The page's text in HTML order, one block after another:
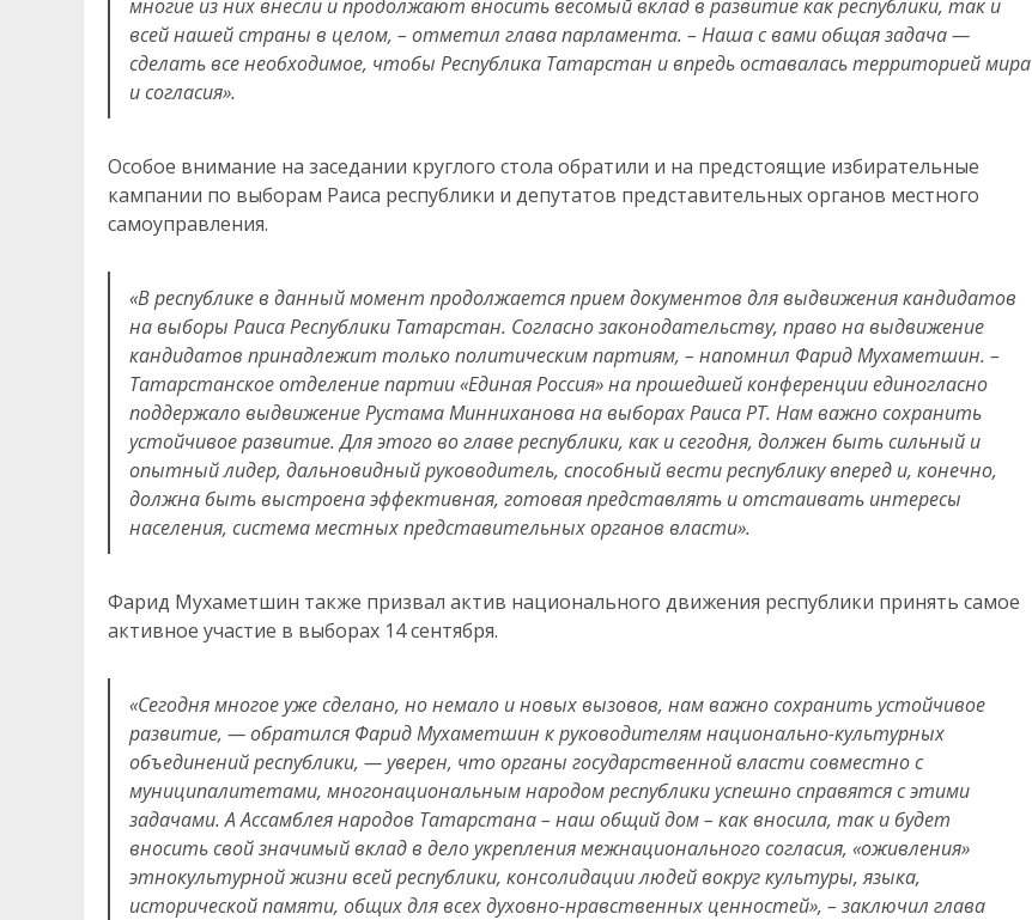
многие из них внесли и продолжают вносить весомый вклад в развитие как республики, так и
всей нашей страны в целом, – отметил глава парламента. – Наша с вами общая задача —
сделать все необходимое, чтобы Республика Татарстан и впредь оставалась территорией мира
и согласия».
Особое внимание на заседании круглого стола обратили и на предстоящие избирательные
кампании по выборам Раиса республики и депутатов представительных органов местного
самоуправления.
«В республике в данный момент продолжается прием документов для выдвижения кандидатов
на выборы Раиса Республики Татарстан. Согласно законодательству, право на выдвижение
кандидатов принадлежит только политическим партиям, – напомнил Фарид Мухаметшин. –
Татарстанское отделение партии «Единая Россия» на прошедшей конференции единогласно
поддержало выдвижение Рустама Минниханова на выборах Раиса РТ. Нам важно сохранить
устойчивое развитие. Для этого во главе республики, как и сегодня, должен быть сильный и
опытный лидер, дальновидный руководитель, способный вести республику вперед и, конечно,
должна быть выстроена эффективная, готовая представлять и отстаивать интересы
населения, система местных представительных органов власти».
Фарид Мухаметшин также призвал актив национального движения республики принять самое
активное участие в выборах 14 сентября.
«Сегодня многое уже сделано, но немало и новых вызовов, нам важно сохранить устойчивое
развитие, — обратился Фарид Мухаметшин к руководителям национально-культурных
объединений республики, — уверен, что органы государственной власти совместно с
муниципалитетами, многонациональным народом республики успешно справятся с этими
задачами. А Ассамблея народов Татарстана – наш общий дом – как вносила, так и будет
вносить свой значимый вклад в дело укрепления межнационального согласия, «оживления»
этнокультурной жизни всей республики, консолидации людей вокруг культуры, языка,
исторической памяти, общих для всех духовно-нравственных ценностей», – заключил глава